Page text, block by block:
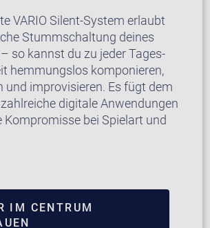
VARIO Silent-System erlaubt
Stummschaltung deines
so kannst du zu jeder Tages-
hemmungslos komponieren,
und improvisieren. Es fügt dem
digitale Anwendungen
Kompromisse bei Spielart und
IM CENTRUM